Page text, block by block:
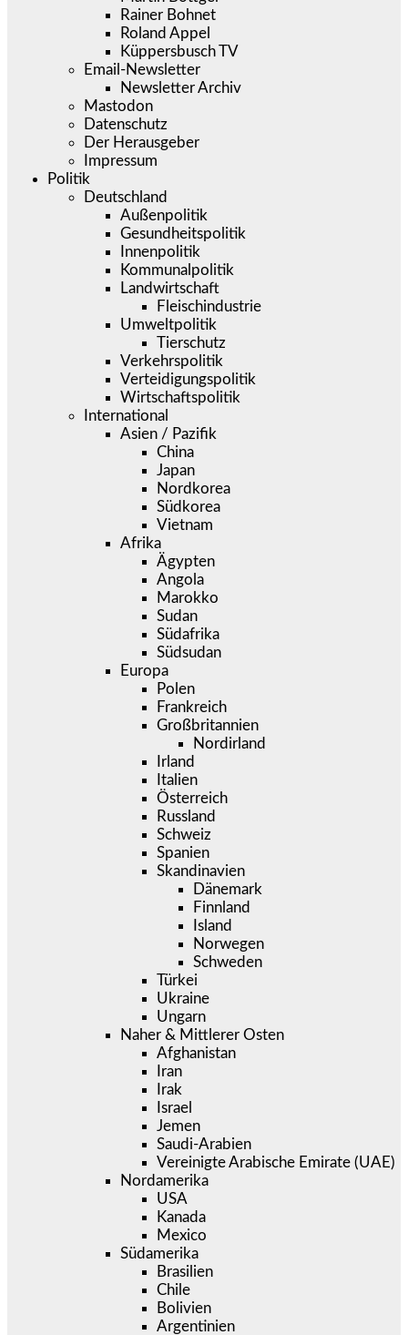
Rainer Bohnet
Roland Appel
Küppersbusch TV
Email-Newsletter
Newsletter Archiv
Mastodon
Datenschutz
Der Herausgeber
Impressum
Politik
Deutschland
Außenpolitik
Gesundheitspolitik
Innenpolitik
Kommunalpolitik
Landwirtschaft
Fleischindustrie
Umweltpolitik
Tierschutz
Verkehrspolitik
Verteidigungspolitik
Wirtschaftspolitik
International
Asien / Pazifik
China
Japan
Nordkorea
Südkorea
Vietnam
Afrika
Ägypten
Angola
Marokko
Sudan
Südafrika
Südsudan
Europa
Polen
Frankreich
Großbritannien
Nordirland
Irland
Italien
Österreich
Russland
Schweiz
Spanien
Skandinavien
Dänemark
Finnland
Island
Norwegen
Schweden
Türkei
Ukraine
Ungarn
Naher & Mittlerer Osten
Afghanistan
Iran
Irak
Israel
Jemen
Saudi-Arabien
Vereinigte Arabische Emirate (UAE)
Nordamerika
USA
Kanada
Mexico
Südamerika
Brasilien
Chile
Bolivien
Argentinien